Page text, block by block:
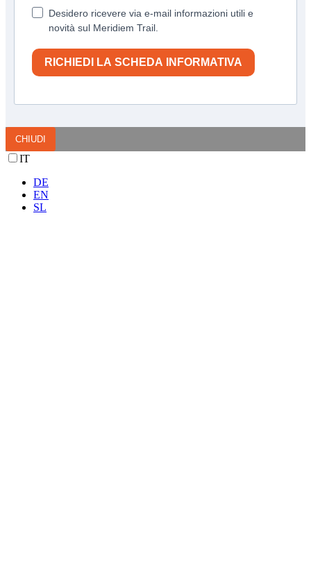
Desidero ricevere via e-mail informazioni utili e
novità sul Meridiem Trail.
RICHIEDI LA SCHEDA INFORMATIVA
CHIUDI
IT
DE
EN
SL